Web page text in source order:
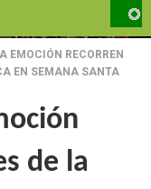
EMOCIÓN RECORREN
EN SEMANA SANTA
de la